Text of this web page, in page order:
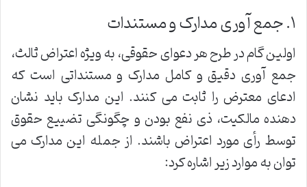
۱. جمع آوری مدارک و مستندات
اولین گام در طرح هر دعوای حقوقی، به ویژه اعتراض ثالث،
جمع آوری دقیق و کامل مدارک و مستنداتی است که
ادعای معترض را ثابت می کنند. این مدارک باید نشان
دهنده مالکیت، ذی نفع بودن و چگونگی تضییع حقوق
توسط رأی مورد اعتراض باشند. از جمله این مدارک می
توان به موارد زیر اشاره کرد: